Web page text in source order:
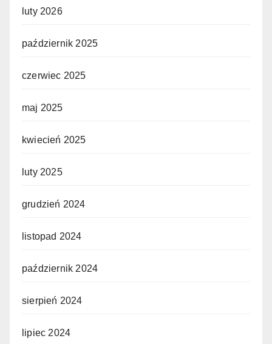
luty 2026
październik 2025
czerwiec 2025
maj 2025
kwiecień 2025
luty 2025
grudzień 2024
listopad 2024
październik 2024
sierpień 2024
lipiec 2024